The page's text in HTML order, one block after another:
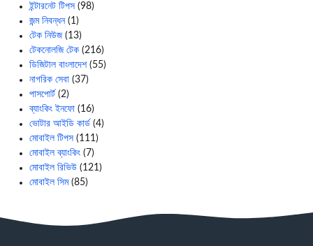
ইন্টারনেট টিপস (98)
জন্ম নিবন্ধন(1)
টেক নিউজ(13)
টেকনোলজি টেক (216)
ডিজিটাল বাংলাদেশ(55)
নাগরিক সেবা (37)
পাসপোর্ট (2)
ব্যাংকিং ইনফো (16)
ভোটার আইডি কার্ড (4)
মোবাইল টিপস (111)
মোবাইল ব্যাংকিং (7)
মোবাইল রিভিউ (121)
মোবাইল সিম(85)